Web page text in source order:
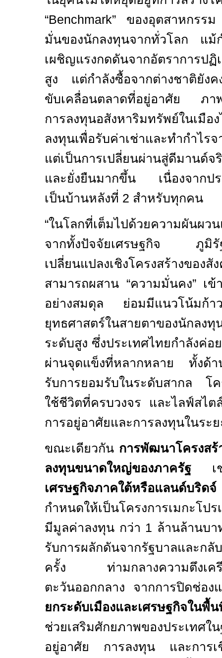
“Benchmark” ของอุตสาหกรรม
มั่นของนักลงทุนจากทั่วโลก แม้
เผชิญแรงกดดันจากอัตราการปฏิ
สูง แต่กำลังซื้อจากต่างชาติยัง
ขับเคลื่อนตลาดที่อยู่อาศัย ภาพ
การลงทุนอสังหาริมทรัพย์ในเมื
ลงทุนเพื่อรับค่าเช่าและทำกำไร
แต่เป็นการเปลี่ยนผ่านสู่ดีมานด์
และยั่งยืนมากขึ้น เนื่องจากปร
เป็นบ้านหลังที่ 2 สำหรับทุกคน
“ในโลกที่เต็มไปด้วยความผันผว
จากทั้งปัจจัยเศรษฐกิจ ภู
เปลี่ยนแปลงเชิงโครงสร้างข
สามารถผสาน “ความมั่นคง” เ
อย่างสมดุล ย่อมมีแนวโน้มก้าว
ยุทธศาสตร์ในสายตาของนักลง
ระดับสูง ซึ่งประเทศไทยกำลังค่
ผ่านจุดแข็งที่หลากหลาย ทั้งด้า
รับการยอมรับในระดับสากล โค
ใช้ชีวิตที่ครบวงจร และไลฟ์สไต
การอยู่อาศัยและการลงทุนในระ
ขณะเดียวกัน การพัฒนาโครงสร้
ลงทุนขนาดใหญ่ของภาครัฐ เ
เศรษฐกิจภาคใต้หรือแลนด์บริดจ์
กำหนดให้เป็นโครงการเมกะโป
มีมูลค่าลงทุน กว่า 1 ล้านล้านบา
รับการผลักดันจากรัฐบาลและกลั
ครั้ง ท่ามกลางความตึงเครี
ตะวันออกกลาง จากการปิดช่อง
ยกระดับเมืองและเศรษฐกิจใน
ช่วยเสริมศักยภาพของประเทศใ
อยู่อาศัย การลงทุน และการเ